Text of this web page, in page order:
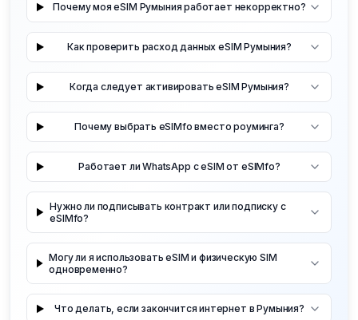
Почему моя eSIM Румыния работает некорректно?
Как проверить расход данных eSIM Румыния?
Когда следует активировать eSIM Румыния?
Почему выбрать eSIMfo вместо роуминга?
Работает ли WhatsApp с eSIM от eSIMfo?
Нужно ли подписывать контракт или подписку с
eSIMfo?
Могу ли я использовать eSIM и физическую SIM
одновременно?
Что делать, если закончится интернет в Румыния?